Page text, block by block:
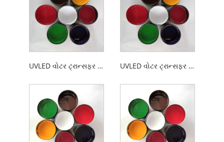
UVLED વોટર ટ્રાન્સફર સ્ક્રીન પ્રિન્ટીંગ ગ્લાસ ઇંક UVLED વોટર ટ્રાન્સફર સ્ક્રીન પ્રિન્ટિંગ સિરામિક ઇંક